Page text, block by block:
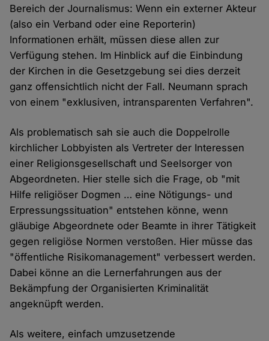
Bereich der Journalismus: Wenn ein externer Akteur
(also ein Verband oder eine Reporterin)
Informationen erhält, müssen diese allen zur
Verfügung stehen. Im Hinblick auf die Einbindung
der Kirchen in die Gesetzgebung sei dies derzeit
ganz offensichtlich nicht der Fall. Neumann sprach
von einem "exklusiven, intransparenten Verfahren".
Als problematisch sah sie auch die Doppelrolle
kirchlicher Lobbyisten als Vertreter der Interessen
einer Religionsgesellschaft und Seelsorger von
Abgeordneten. Hier stelle sich die Frage, ob "mit
Hilfe religiöser Dogmen … eine Nötigungs- und
Erpressungssituation" entstehen könne, wenn
gläubige Abgeordnete oder Beamte in ihrer Tätigkeit
gegen religiöse Normen verstoßen. Hier müsse das
"öffentliche Risikomanagement" verbessert werden.
Dabei könne an die Lernerfahrungen aus der
Bekämpfung der Organisierten Kriminalität
angeknüpft werden.
Als weitere, einfach umzusetzende